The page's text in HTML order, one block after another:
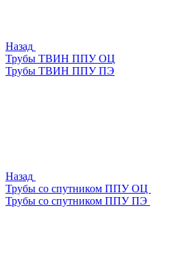
Назад
Трубы ТВИН ППУ ОЦ
Трубы ТВИН ППУ ПЭ
Назад
Трубы со спутником ППУ ОЦ
Трубы со спутником ППУ ПЭ